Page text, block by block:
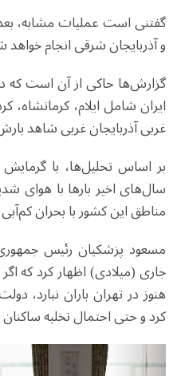
گفتنی است عملیات مشابه،
و آذربایجان شرقی انجام
ایران شامل ایلام،
غربی آذربایجان غربی شاهد
بر اساس تحلیل‌ها، با
سال‌های اخیر بارها با هوای
مناطق این کشور با بحران
مسعود پزشکیان رئیس
جاری (میلادی) اظهار کرد که
هنوز در تهران باران نبارد،
کرد و حتی احتمال تخلیه